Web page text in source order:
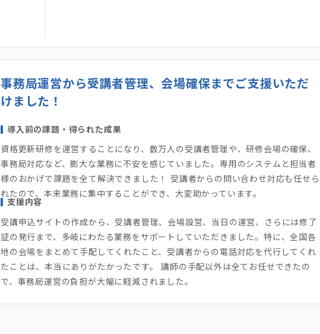
事務局運営から受講者管理、会場確保までご支援いただ
けました！
導入前の課題・得られた成果
資格更新研修を運営することになり、数万人の受講者管理や、研修会場の確保、
事務局対応など、膨大な業務に不安を感じていました。専用のシステムと担当者
様のおかげで課題を全て解決できました！ 受講者からの問い合わせ対応も任せら
れたので、本来業務に集中することができ、大変助かっています。
支援内容
受講申込サイトの作成から、受講者管理、会場設営、当日の運営、さらには修了
証の発行まで、多岐にわたる業務をサポートしていただきました。特に、全国各
地の会場をまとめて手配してくれたこと、受講者からの電話対応を代行してくれ
たことは、本当にありがたかったです。 講師の手配以外は全てお任せできたの
で、事務局運営の負担が大幅に軽減されました。